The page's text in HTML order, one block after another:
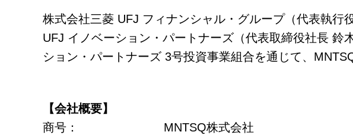
株式会社三菱 UFJ フィナンシャル・グループ（代表執
UFJ イノベーション・パートナーズ（代表取締役社長
ション・パートナーズ 3号投資事業組合を通じて、
【会社概要】
商号： MNTSQ株式会社